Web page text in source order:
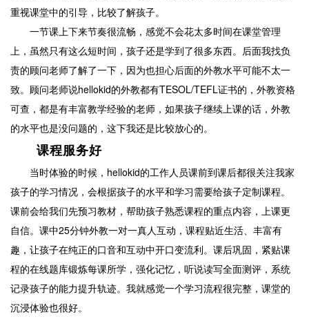
重视课堂中的引导，比较了解孩子。
一节课上下来节奏很流畅，感觉不会花太多时间在课堂管理
上，虽然只有这么短时间，孩子还是学到了很多东西。后面我找负
责的顾问老师了解了一下，因为也担心后面的外教水平可能不太一
致。顾问老师说hellokid的外教都有TESOL/TEFL证书的，外教资格
可查，都是有丰富教学经验的老师，如果孩子继续上课的话，外教
的水平也是没问题的，这下我还是比较放心的。
课程服务好
当时体验的时候，hellokid的工作人员课前到课后都很关注我家
孩子的学习情况，会根据孩子的水平和学习需要给孩子定制课程。
课前会给我们先预习教材，帮助孩子熟悉课程的重点内容，上课更
自信。课中25分钟外教一对一真人互动，课程贴近生活、丰富有
趣，让孩子在纯正的口音和互动中开口变流利。课后巩固，紧贴课
程的在线题库锻炼每课所学，强化记忆，听说读写全面测评，系统
记录孩子的能力提升轨迹。我就感觉一个学习流程很完整，课堂的
沉浸体验也很好。